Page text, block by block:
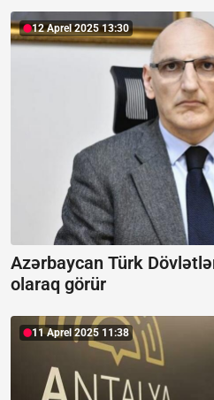
12 Aprel 2025 13:30
Azərbaycan Türk
olaraq görür
11 Aprel 2025 11:38